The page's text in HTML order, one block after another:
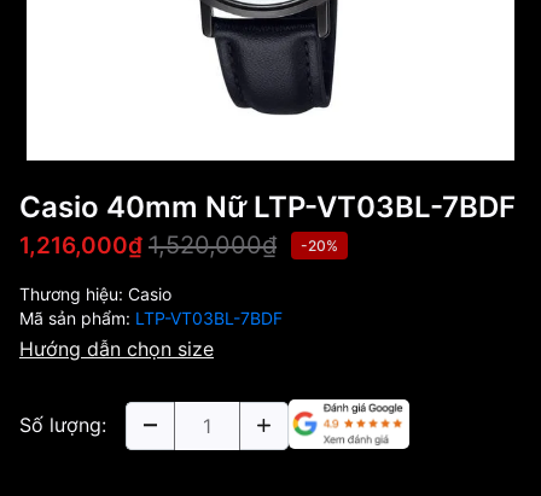
Casio 40mm Nữ LTP-VT03BL-7BDF
1,216,000₫ 1,520,000₫ -20%
Thương hiệu: Casio
Mã sản phẩm: LTP-VT03BL-7BDF
Hướng dẫn chọn size
Số lượng: